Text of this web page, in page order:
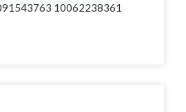
10062238361